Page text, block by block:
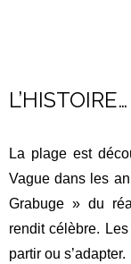
L’HISTOIRE…
La plage est
Vague dans les
Grabuge » du
rendit célèbre.
partir ou s’adapter.